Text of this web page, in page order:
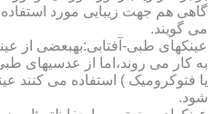
گاهی هم جهت زیبایی مورد استفاده
می گویند.
عینکهای طبی-آفتابی:به­بعضی از
به کار می روند،اما از عدسیهای
یا فتوکرومیک ) استفاده می کنند
شود.